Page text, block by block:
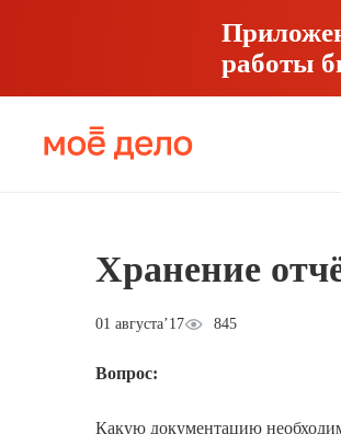
работы
Хранение
01 августа’17 845
Вопрос:
Какую документацию